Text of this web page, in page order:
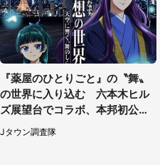
『薬屋のひとりごと』の〝舞〟
の世界に入り込む 六本木ヒル
ズ展望台でコラボ、本邦初公開
の「猫猫像」も【8／1～10／2
6】
Jタウン調査隊